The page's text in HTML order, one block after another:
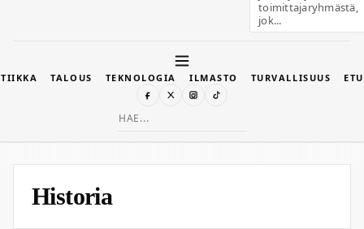
toimittajaryhmästä,
jok...
TALOUS TEKNOLOGIA ILMASTO TURVALLISUUS
Search
Historia